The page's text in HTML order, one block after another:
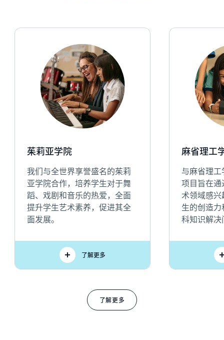
茱莉亚学院
我们与全世界享誉盛名的茱莉
亚学院合作，培养学生对于舞
蹈、戏剧和音乐的热爱，全面
提升学生艺术素养，促进其全
面发展。
了解更多
麻省理工
与麻省理
项目旨在
术领域感
生的创造
科知识解
了解更多